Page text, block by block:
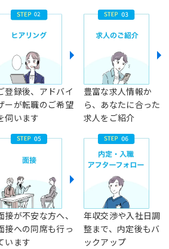
登録後、アドバイ
ーが転職のご希望
伺います
豊富な求人情報か
ら、あなたに合った
求人をご紹介
接が不安な方へ、
接への同席も行っ
います
年収交渉や入社日調
整まで、内定後もバ
ックアップ